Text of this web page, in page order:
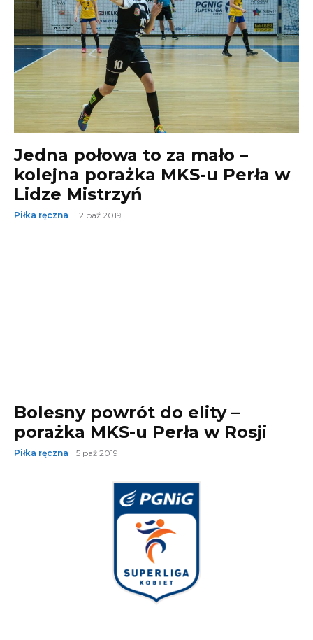
Jedna połowa to za mało –
kolejna porażka MKS-u Perła w
Lidze Mistrzyń
Piłka ręczna 12 paź 2019
Bolesny powrót do elity –
porażka MKS-u Perła w Rosji
Piłka ręczna 5 paź 2019